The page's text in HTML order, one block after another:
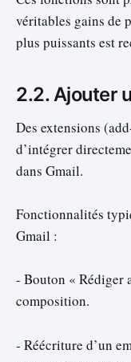
véritables gains de
plus puissants est
2.2. Ajouter
Des extensions
d’intégrer
dans Gmail.
Fonctionnalités
Gmail :
- Bouton « Rédiger
composition.
- Réécriture d’un